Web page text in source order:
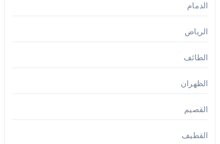
الدمام
الرياض
الطائف
الظهران
القصيم
القطيف